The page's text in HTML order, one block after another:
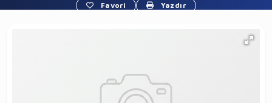
Favori Yazdır